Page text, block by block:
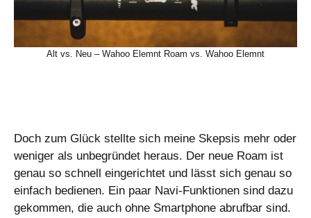
Alt vs. Neu – Wahoo Elemnt Roam vs. Wahoo Elemnt
Doch zum Glück stellte sich meine Skepsis mehr oder
weniger als unbegründet heraus. Der neue Roam ist
genau so schnell eingerichtet und lässt sich genau so
einfach bedienen. Ein paar Navi-Funktionen sind dazu
gekommen, die auch ohne Smartphone abrufbar sind.